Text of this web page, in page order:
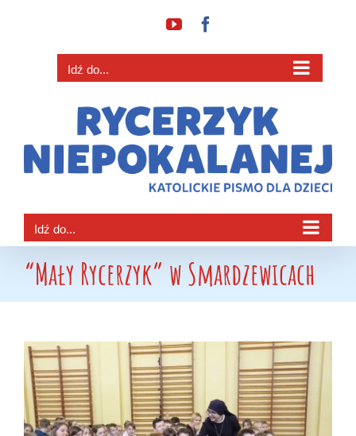
YouTube
Idź do...
Idź do...
“Mały Rycerzyk” w Smardzewicach
Pokaż
większy
obrazek